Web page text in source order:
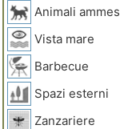
Animali
Vista mare
Barbecue
Spazi esterni
Zanzariere